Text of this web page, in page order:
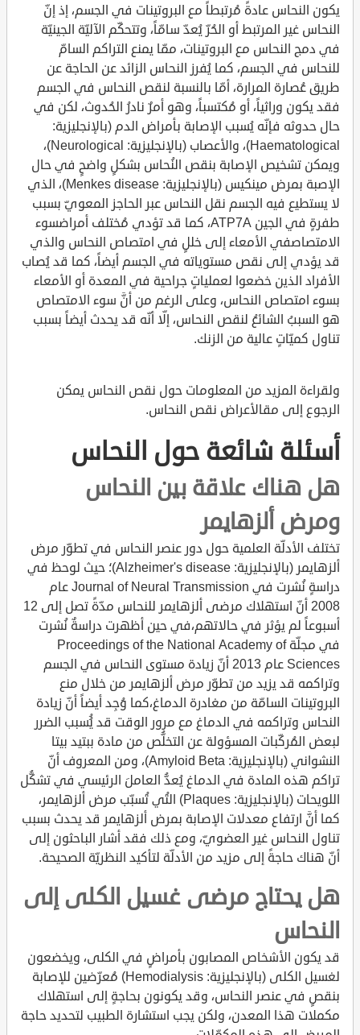
يكون النحاس عادةً مُرتبطاً مع البروتينات في الجسم، إذ إنّ
النحاس غير المرتبط أو الحُرّ يُعدّ سامّاً، وتتحكّم الآليّة الجينيّة
في دمج النحاس مع البروتينات، ممّا يمنع التراكم السامّ
للنحاس في الجسم، كما يُفرز النحاس الزائد عن الحاجة عن
طريق عُصارة المرارة، أمّا بالنسبة لنقص النحاس في الجسم
فقد يكون وراثياً، أو مُكتسباً، وهو أمرٌ نادرُ الحُدوث، لكن في
حال حدوثه فإنّه يُسبب الإصابة بأمراض الدم (بالإنجليزية:
Haematological)، والأعصاب (بالإنجليزية: Neurological)،
ويمكن تشخيص الإصابة بنقص النُحاس بشكلٍ واضحٍ في حال
الإصبة بمرض مينكيس (بالإنجليزية: Menkes disease)، الذي
لا يستطيع فيه الجسم نقل النحاس عبر الحاجز المعويّ بسبب
طفرةٍ في الجين ATP7A، كما قد تؤدي مُختلف أمراضسوء
الامتصاصفي الأمعاء إلى خللٍ في امتصاص النحاس والذي
قد يؤدي إلى نقص مستوياته في الجسم أيضاً، كما قد يُصاب
الأفراد الذين خضعوا لعملياتٍ جراحية في المعدة أو الأمعاء
بسوء امتصاص النحاس، وعلى الرغم من أنَّ سوء الامتصاص
هو السببُ الشائعُ لنقص النحاس، إلّا أنّه قد يحدث أيضاً بسبب
تناول كميّاتٍ عالية من الزنك.
ولقراءة المزيد من المعلومات حول نقص النحاس يمكن
الرجوع إلى مقالأعراض نقص النحاس.
أسئلة شائعة حول النحاس
هل هناك علاقة بين النحاس
ومرض ألزهايمر
تختلف الأدلّة العلمية حول دور عنصر النحاس في تطوّر مرض
ألزهايمر (بالإنجليزية: Alzheimer's disease)؛ حيث لوحظ في
دراسةٍ نُشرت في Journal of Neural Transmission عام
2008 أنّ استهلاك مرضى ألزهايمر للنحاس مدّةً تصل إلى 12
أسبوعاً لم يؤثر في حالاتهم،في حين أظهرت دراسةٌ نُشرت
في مجلّة Proceedings of the National Academy of
Sciences عام 2013 أنّ زيادة مستوى النحاس في الجسم
وتراكمه قد يزيد من تطوّر مرض ألزهايمر من خلال منع
البروتينات السامّة من مغادرة الدماغ،كما وُجِد أيضاً أنّ زيادة
النحاس وتراكمه في الدماغ مع مرور الوقت قد يُُسبب الضرر
لبعض المُركّبات المسؤولة عن التخلُّص من مادة ببتيد بيتا
النشواني (بالإنجليزية: Amyloid Beta)، ومن المعروف أنّ
تراكم هذه المادة في الدماغ يُعدُّ العاملَ الرئيسي في تشكُّل
اللويحات (بالإنجليزية: Plaques) التُي تُسبّب مرض ألزهايمر،
كما أنَّ ارتفاع معدلات الإصابة بمرض ألزهايمر قد يحدث بسبب
تناول النحاس غير العضويّ، ومع ذلك فقد أشار الباحثون إلى
أنّ هناك حاجةً إلى مزيد من الأدلّة لتأكيد النظريّة الصحيحة.
هل يحتاج مرضى غسيل الكلى إلى
النحاس
قد يكون الأشخاص المصابون بأمراضٍ في الكلى، ويخضعون
لغسيل الكلى (بالإنجليزية: Hemodialysis) مُعرّضين للإصابة
بنقصٍ في عنصر النحاس، وقد يكونون بحاجةٍ إلى استهلاك
مكملات هذا المعدن، ولكن يجب استشارة الطبيب لتحديد حاجة